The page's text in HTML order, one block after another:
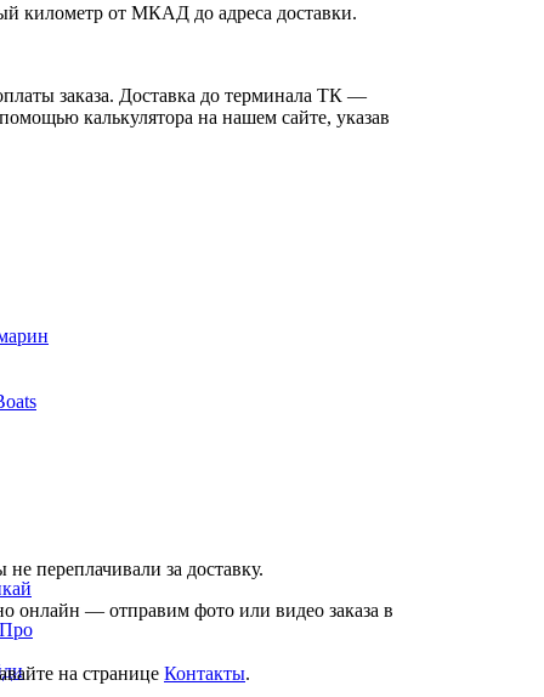
километр от МКАД до адреса доставки.
заказа. Доставка до терминала ТК —
калькулятора на нашем сайте, указав
переплачивали за доставку.
онлайн — отправим фото или видео заказа в
на странице Контакты.